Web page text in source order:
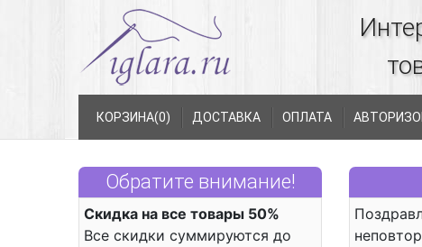
КОРЗИНА(0) ДОСТАВКА ОПЛАТА
Обратите внимание!
Скидка на все товары 50%
Все скидки суммируются до